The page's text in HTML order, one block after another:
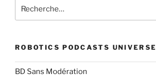
pour
ROBOTICS PODCASTS UNIVERSE
BD Sans Modération